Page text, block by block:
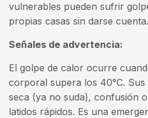
vulnerables pueden sufrir
propias casas sin darse cuenta.
Señales de advertencia:
El golpe de calor ocurre
corporal supera los 40°C.
seca (ya no suda), confusión
latidos rápidos. Es una